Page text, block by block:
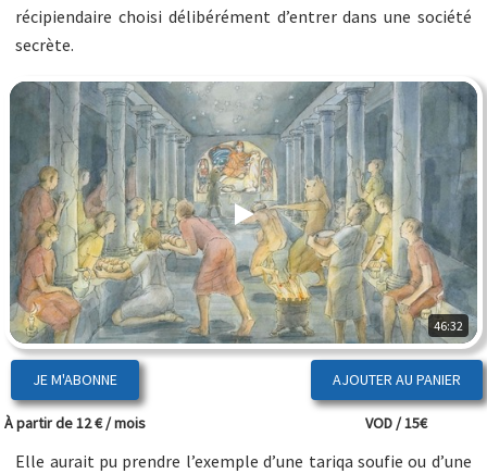
récipiendaire choisi délibérément d’entrer dans une société
secrète.
46:32
JE M'ABONNE
À partir de 12 € / mois VOD / 15€
Elle aurait pu prendre l’exemple d’une tariqa soufie ou d’une